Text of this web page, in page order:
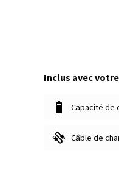
Inclus avec
Capacité de
Câble de